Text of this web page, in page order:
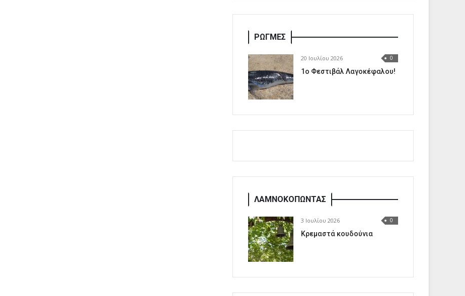
ΡΩΓΜΕΣ
20 Ιουλίου 2026 0
1o Φεστιβάλ Λαγοκέφαλου!
ΛΑΜΝΟΚΟΠΩΝΤΑΣ
3 Ιουλίου 2026 0
Κρεμαστά κουδούνια